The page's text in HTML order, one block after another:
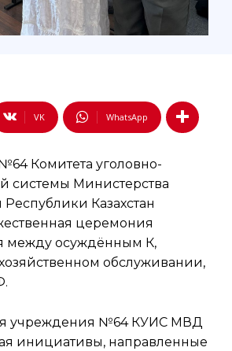
VK WhatsApp
Комитета уголовно-
системы Министерства
Казахстан
церемония
между осуждённым К,
обслуживании,
учреждения №64 КУИС МВД
инициативы, направленные